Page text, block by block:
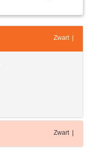
Zwart |
Zwart |